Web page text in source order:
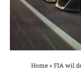
Home» FIA wil